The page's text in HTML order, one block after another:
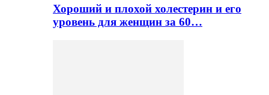
Хороший и плохой холестерин и его
уровень для женщин за 60…